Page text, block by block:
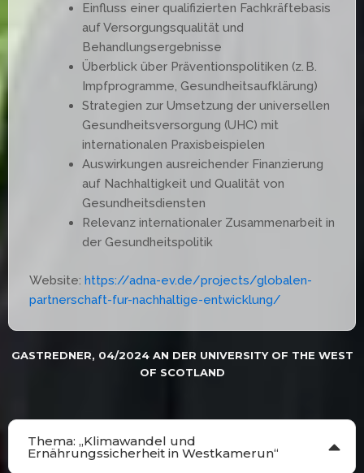
Einfluss einer qualifizierten Fachkräftebasis
auf Versorgungsqualität und
Behandlungsergebnisse
Überblick über Präventionspolitiken (z. B.
Impfprogramme, Gesundheitsaufklärung)
Strategien zur Umsetzung der universellen
Gesundheitsversorgung (UHC) mit
internationalen Praxisbeispielen
Auswirkungen ausreichender Finanzierung
auf Nachhaltigkeit und Qualität von
Gesundheitsdiensten
Relevanz internationaler Zusammenarbeit in
der Gesundheitspolitik
Website: https://adna-ev.de/projects/globalen-
partnerschaft-fur-nachhaltige-entwicklung/
GASTREDNER, 04/2024 AN DER UNIVERSITY OF THE WEST
OF SCOTLAND
Thema: „Klimawandel und
Ernährungssicherheit in Westkamerun“